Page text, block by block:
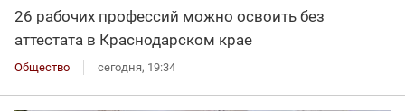
26 рабочих профессий можно освоить без
аттестата в Краснодарском крае
Общество сегодня, 19:34